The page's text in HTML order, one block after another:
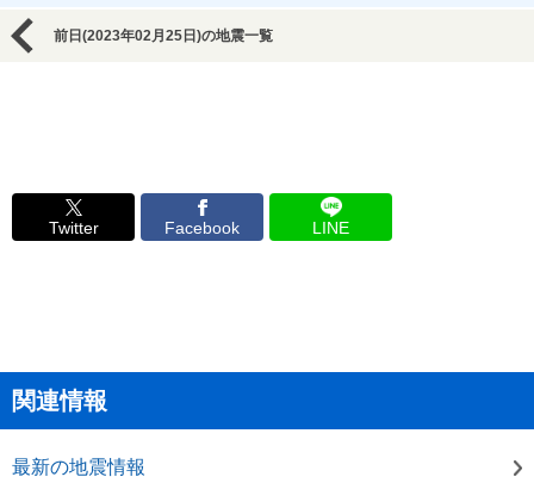
前日(2023年02月25日)の地震一覧
Twitter Facebook LINE
関連情報
最新の地震情報